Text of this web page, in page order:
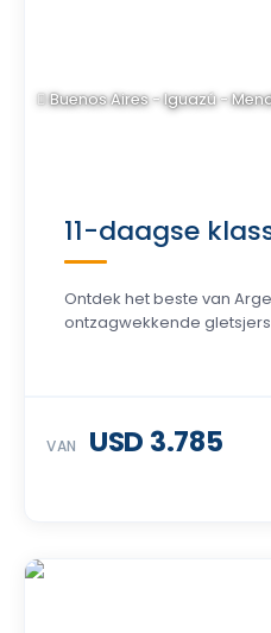
Buenos Aires - Iguazú -
11-daagse
Ontdek het beste van
ontzagwekkende
VAN USD 3.785